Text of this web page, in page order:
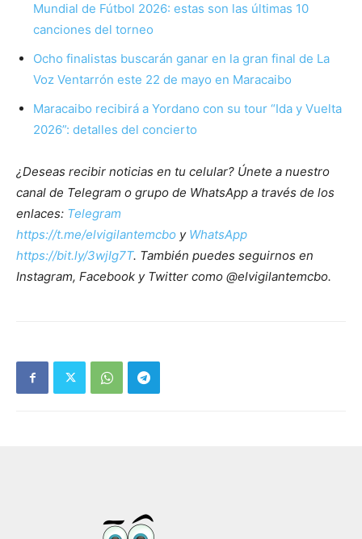
Mundial de Fútbol 2026: estas son las últimas 10
canciones del torneo
Ocho finalistas buscarán ganar en la gran final de La
Voz Ventarrón este 22 de mayo en Maracaibo
Maracaibo recibirá a Yordano con su tour “Ida y Vuelta
2026”: detalles del concierto
¿Deseas recibir noticias en tu celular? Únete a nuestro
canal de Telegram o grupo de WhatsApp a través de los
enlaces: Telegram
https://t.me/elvigilantemcbo y WhatsApp
https://bit.ly/3wjIg7T. También puedes seguirnos en
Instagram, Facebook y Twitter como @elvigilantemcbo.